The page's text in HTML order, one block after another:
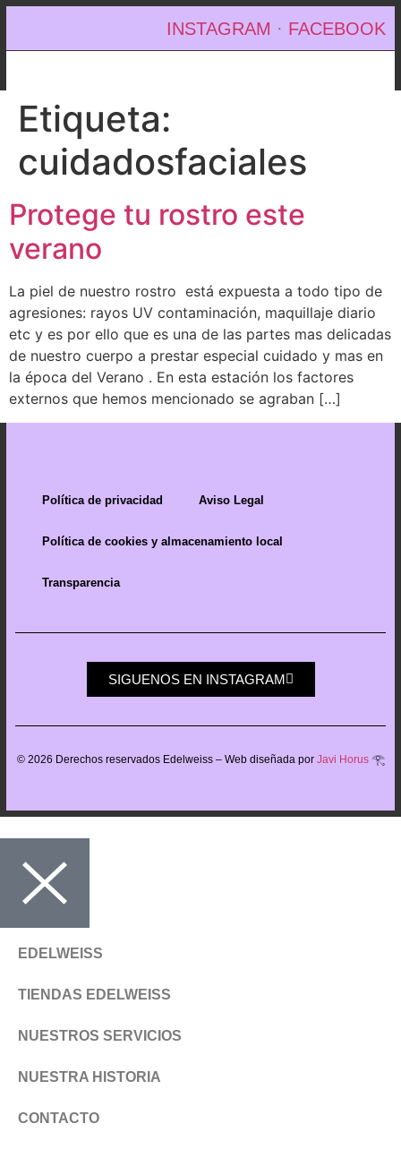
INSTAGRAM · FACEBOOK
Etiqueta:
cuidadosfaciales
Protege tu rostro este
verano
La piel de nuestro rostro está expuesta a todo tipo de
agresiones: rayos UV contaminación, maquillaje diario
etc y es por ello que es una de las partes mas delicadas
de nuestro cuerpo a prestar especial cuidado y mas en
la época del Verano . En esta estación los factores
externos que hemos mencionado se agraban […]
Política de privacidad Aviso Legal
Política de cookies y almacenamiento local
Transparencia
SIGUENOS EN INSTAGRAM
© 2026 Derechos reservados Edelweiss – Web diseñada por Javi Horus𓂀
EDELWEISS
TIENDAS EDELWEISS
NUESTROS SERVICIOS
NUESTRA HISTORIA
CONTACTO